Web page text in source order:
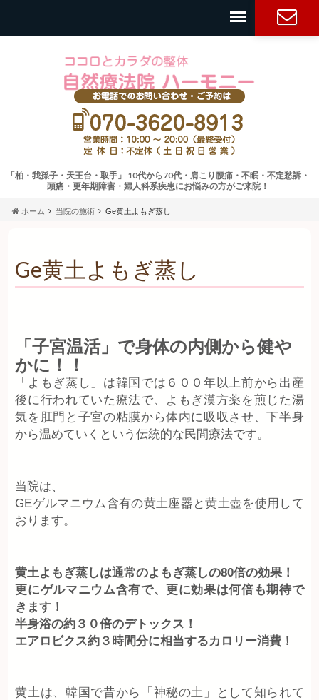
「柏・我孫子・天王台・取手」 10代から70代・肩こり腰痛・不眠・不定愁訴・
頭痛・更年期障害・婦人科系疾患にお悩みの方がご来院！
ホーム 当院の施術 Ge黄土よもぎ蒸し
Ge黄土よもぎ蒸し
「子宮温活」で身体の内側から健や
かに！！
「よもぎ蒸し」は韓国では６００年以上前から出産
後に行われていた療法で、よもぎ漢方薬を煎じた湯
気を肛門と子宮の粘膜から体内に吸収させ、下半身
から温めていくという伝統的な民間療法です。
当院は、
GEゲルマニウム含有の黄土座器と黄土壺を使用して
おります。
黄土よもぎ蒸しは通常のよもぎ蒸しの80倍の効果！
更にゲルマニウム含有で、更に効果は何倍も期待で
きます！
半身浴の約３０倍のデトックス！
エアロビクス約３時間分に相当するカロリー消費！
黄土は、韓国で昔から「神秘の土」として知られて